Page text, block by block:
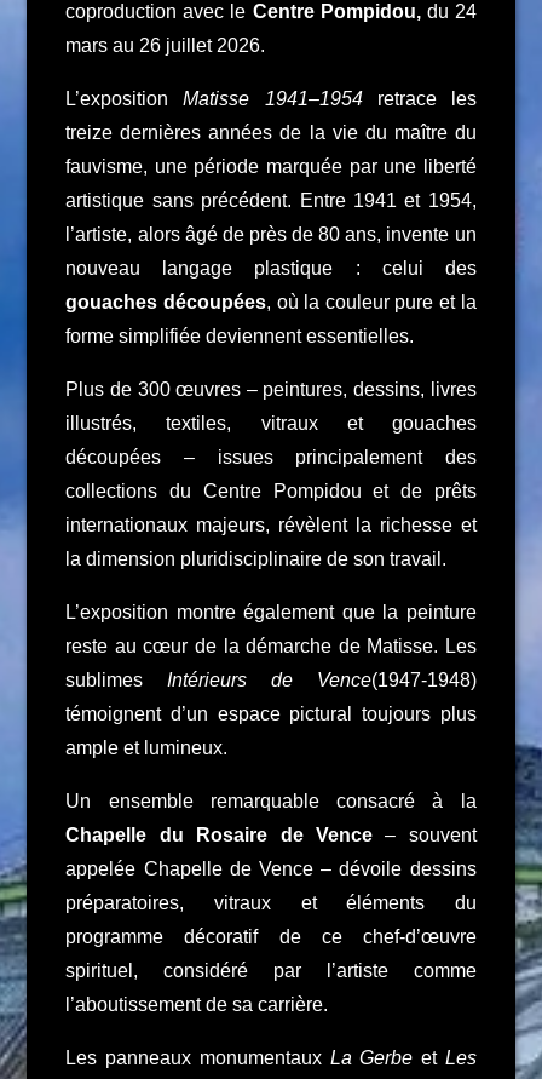
coproduction avec le Centre Pompidou, du 24
mars au 26 juillet 2026.
L’expositionMatisse 1941–1954retrace les
treize dernières années de la vie du maître du
fauvisme, une période marquée par une liberté
artistique sans précédent. Entre 1941 et 1954,
l’artiste, alors âgé de près de 80 ans, invente un
nouveau langage plastique : celui des
gouaches découpées, où la couleur pure et la
forme simplifiée deviennent essentielles.
Plus de 300 œuvres – peintures, dessins, livres
illustrés, textiles, vitraux et gouaches
découpées – issues principalement des
collections du Centre Pompidou et de prêts
internationaux majeurs, révèlent la richesse et
la dimension pluridisciplinaire de son travail.
L’exposition montre également que la peinture
reste au cœur de la démarche de Matisse. Les
sublimesIntérieurs de Vence(1947-1948)
témoignent d’un espace pictural toujours plus
ample et lumineux.
Un ensemble remarquable consacré à la
Chapelle du Rosaire de Vence– souvent
appelée Chapelle de Vence – dévoile dessins
préparatoires, vitraux et éléments du
programme décoratif de ce chef-d’œuvre
spirituel, considéré par l’artiste comme
l’aboutissement de sa carrière.
Les panneaux monumentaux La Gerbe et Les